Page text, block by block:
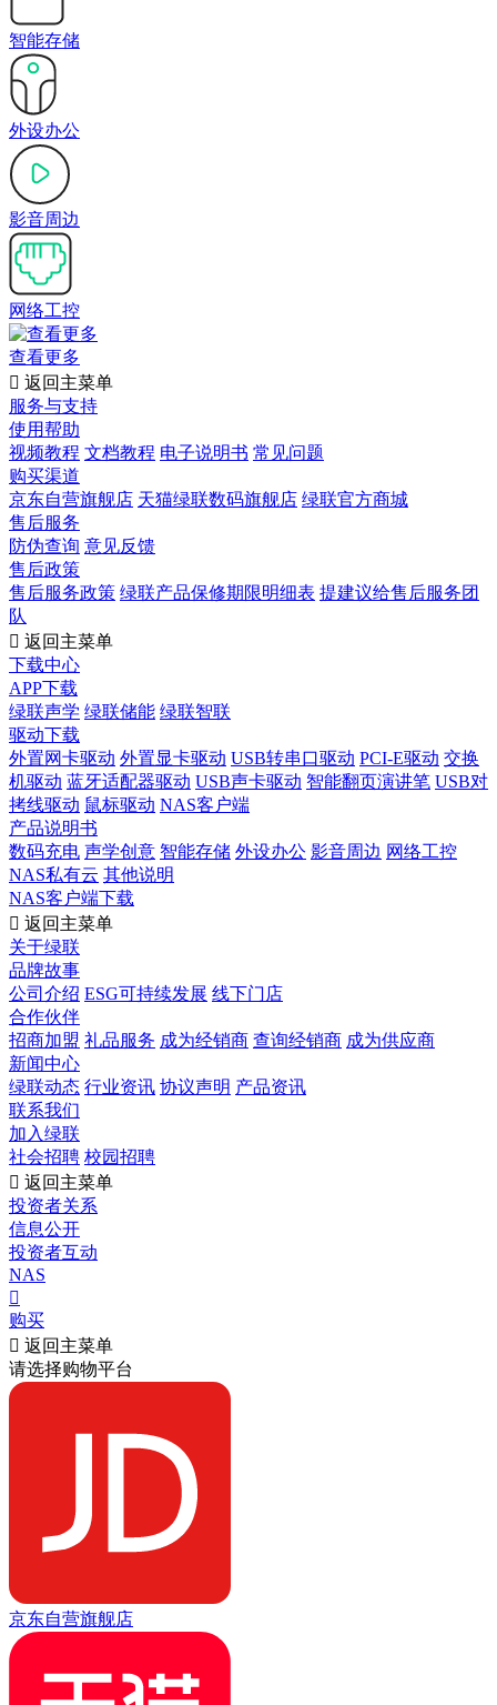
智能存储
外设办公
影音周边
网络工控
查看更多
 返回主菜单
服务与支持
使用帮助
视频教程 文档教程 电子说明书 常见问题
购买渠道
京东自营旗舰店 天猫绿联数码旗舰店 绿联官方商城
售后服务
防伪查询 意见反馈
售后政策
售后服务政策 绿联产品保修期限明细表 提建议给售后服务团
队
 返回主菜单
下载中心
APP下载
绿联声学 绿联储能 绿联智联
驱动下载
外置网卡驱动 外置显卡驱动 USB转串口驱动 PCI-E驱动 交换
机驱动 蓝牙适配器驱动 USB声卡驱动 智能翻页演讲笔 USB对
拷线驱动 鼠标驱动 NAS客户端
产品说明书
数码充电 声学创意 智能存储 外设办公 影音周边 网络工控
NAS私有云 其他说明
NAS客户端下载
 返回主菜单
关于绿联
品牌故事
公司介绍 ESG可持续发展 线下门店
合作伙伴
招商加盟 礼品服务 成为经销商 查询经销商 成为供应商
新闻中心
绿联动态 行业资讯 协议声明 产品资讯
联系我们
加入绿联
社会招聘 校园招聘
 返回主菜单
投资者关系
信息公开
投资者互动
NAS

购买
 返回主菜单
请选择购物平台
京东自营旗舰店